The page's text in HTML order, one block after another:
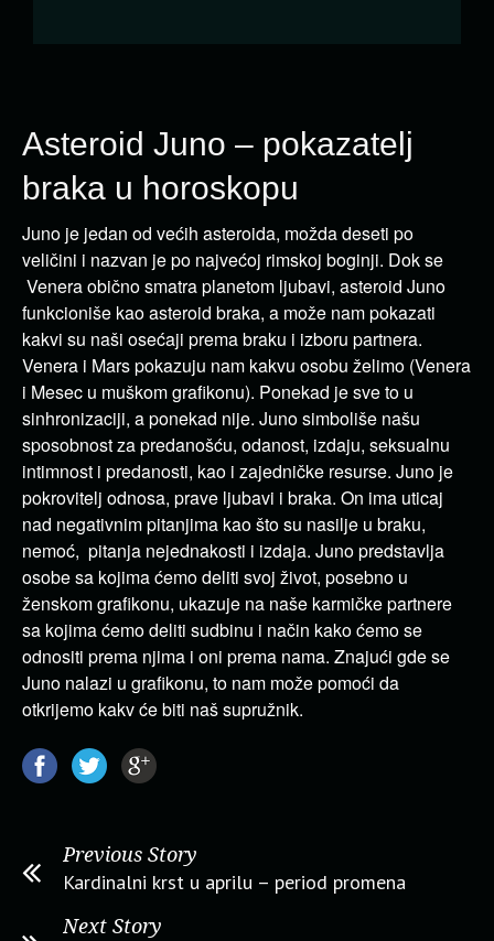
Asteroid Juno – pokazatelj
braka u horoskopu
Juno je jedan od većih asteroida, možda deseti po
veličini i nazvan je po najvećoj rimskoj boginji. Dok se
Venera obično smatra planetom ljubavi, asteroid Juno
funkcioniše kao asteroid braka, a može nam pokazati
kakvi su naši osećaji prema braku i izboru partnera.
Venera i Mars pokazuju nam kakvu osobu želimo (Venera
i Mesec u muškom grafikonu). Ponekad je sve to u
sinhronizaciji, a ponekad nije. Juno simboliše našu
sposobnost za predanošću, odanost, izdaju, seksualnu
intimnost i predanosti, kao i zajedničke resurse. Juno je
pokrovitelj odnosa, prave ljubavi i braka. On ima uticaj
nad negativnim pitanjima kao što su nasilje u braku,
nemoć, pitanja nejednakosti i izdaja. Juno predstavlja
osobe sa kojima ćemo deliti svoj život, posebno u
ženskom grafikonu, ukazuje na naše karmičke partnere
sa kojima ćemo deliti sudbinu i način kako ćemo se
odnositi prema njima i oni prema nama. Znajući gde se
Juno nalazi u grafikonu, to nam može pomoći da
otkrijemo kakv će biti naš supružnik.
Previous Story
Kardinalni krst u aprilu – period promena
Next Story